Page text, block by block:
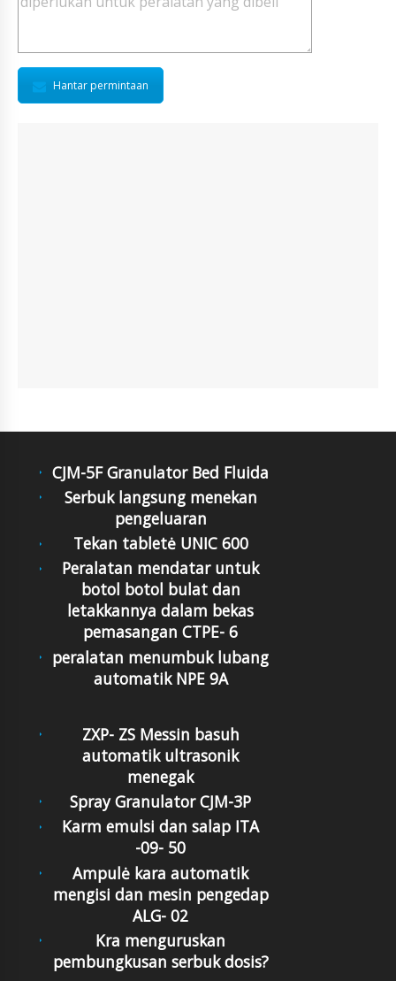
Hantar permintaan
CJM-5F Granulator Bed Fluida
Serbuk langsung menekan
pengeluaran
Tekan tabletė UNIC 600
Peralatan mendatar untuk
botol botol bulat dan
letakkannya dalam bekas
pemasangan CTPE- 6
peralatan menumbuk lubang
automatik NPE 9A
ZXP- ZS Messin basuh
automatik ultrasonik
menegak
Spray Granulator CJM-3P
Karm emulsi dan salap ITA
-09- 50
Ampulė kara automatik
mengisi dan mesin pengedap
ALG- 02
Kra menguruskan
pembungkusan serbuk dosis?